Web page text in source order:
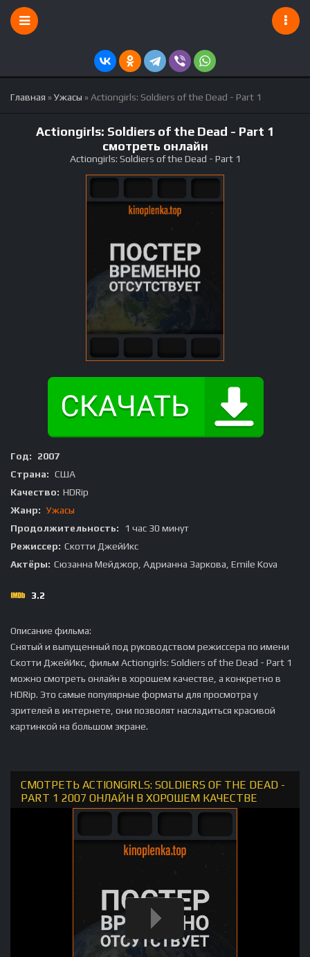
Главная »Ужасы » Actiongirls: Soldiers of the Dead - Part 1
Actiongirls: Soldiers of the Dead - Part 1
смотреть онлайн
Actiongirls: Soldiers of the Dead - Part 1
Год:
2007
Страна: США
Качество: HDRip
Жанр: Ужасы
Продолжительность:
1 час 30 минут
Режиссер: Скотти ДжейИкс
Актёры: Сюзанна Мейджор, Адрианна Заркова, Emile Kova
3.2
Описание фильма:
Снятый и выпущенный под руководством режиссера по имени
Скотти ДжейИкс, фильм Actiongirls: Soldiers of the Dead - Part 1
можно смотреть онлайн в хорошем качестве, а конкретно в
HDRip. Это самые популярные форматы для просмотра у
зрителей в интернете, они позволят насладиться красивой
картинкой на большом экране.
СМОТРЕТЬ ACTIONGIRLS: SOLDIERS OF THE DEAD -
PART 1 2007 ОНЛАЙН В ХОРОШЕМ КАЧЕСТВЕ